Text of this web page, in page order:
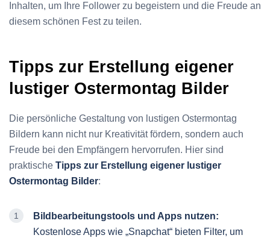
Inhalten, um Ihre Follower zu begeistern und die Freude an
diesem schönen Fest zu teilen.
Tipps zur Erstellung eigener
lustiger Ostermontag Bilder
Die persönliche Gestaltung von lustigen Ostermontag
Bildern kann nicht nur Kreativität fördern, sondern auch
Freude bei den Empfängern hervorrufen. Hier sind
praktische Tipps zur Erstellung eigener lustiger
Ostermontag Bilder:
Bildbearbeitungstools und Apps nutzen:
Kostenlose Apps wie „Snapchat“ bieten Filter, um